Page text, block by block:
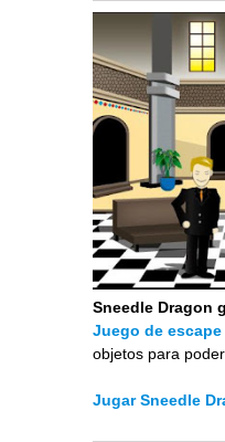
Sneedle Dragon
Juego de
objetos para
Jugar Sneedle